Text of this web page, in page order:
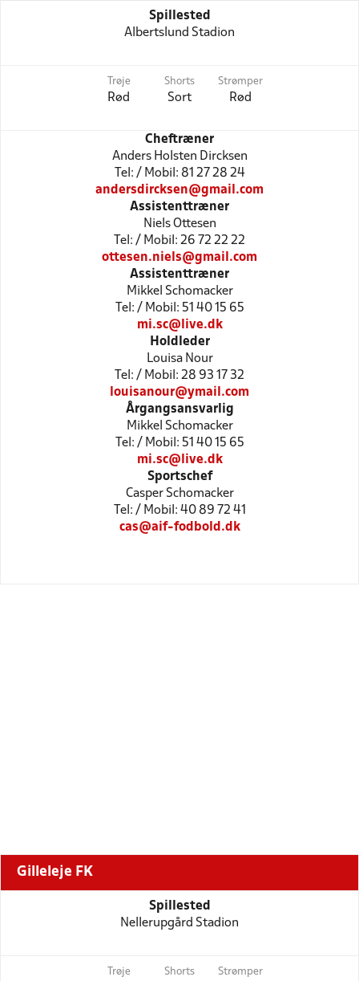
Spillested
Albertslund Stadion
Trøje
Rød
Shorts
Sort
Strømper
Rød
Cheftræner
Anders Holsten Dircksen
Tel: / Mobil: 81 27 28 24
andersdircksen@gmail.com
Assistenttræner
Niels Ottesen
Tel: / Mobil: 26 72 22 22
ottesen.niels@gmail.com
Assistenttræner
Mikkel Schomacker
Tel: / Mobil: 51 40 15 65
mi.sc@live.dk
Holdleder
Louisa Nour
Tel: / Mobil: 28 93 17 32
louisanour@ymail.com
Årgangsansvarlig
Mikkel Schomacker
Tel: / Mobil: 51 40 15 65
mi.sc@live.dk
Sportschef
Casper Schomacker
Tel: / Mobil: 40 89 72 41
cas@aif-fodbold.dk
Gilleleje FK
Spillested
Nellerupgård Stadion
Trøje Shorts Strømper